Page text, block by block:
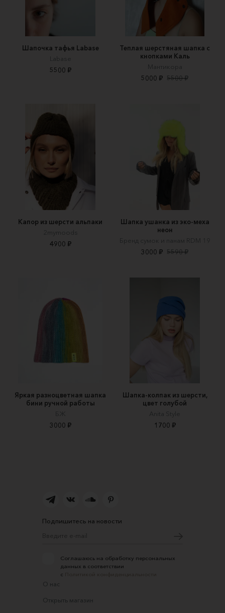
Шапочка тафья Labase
Labase
5500 ₽
Теплая шерстяная шапка с
кнопками Каль
Мантикора
5000 ₽ 5500 ₽
Капор из шерсти альпаки
2mymoods
4900 ₽
Шапка ушанка из эко-меха
неон
Бренд сумок и панам RDM 19
3000 ₽ 5590 ₽
Яркая разноцветная шапка
бини ручной работы
БЖ
3000 ₽
Шапка-колпак из шерсти,
цвет голубой
Anita Style
1700 ₽
Подпишитесь на новости
Соглашаюсь на обработку персональных
данных в соответствии
с
О нас
Открыть магазин